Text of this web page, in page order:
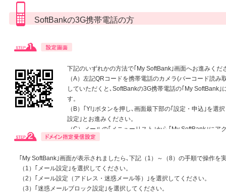
SoftBankの3G携帯電話の方
下記のいずれかの方法で｢My SoftBank｣画面へお進みくだ
（A）左記QRコードを携帯電話のカメラ(バーコード読み
していただくと､SoftBankの3G携帯電話の｢My SoftBank｣
す。
（B）｢Y!｣ボタンを押し､画面最下部の｢設定・申込｣を選
設定｣とお進みください。
（C）メールの｢メニューリスト｣から｢My SoftBank｣にア
い。
｢My SoftBank｣画面が表示されましたら､下記（1）～（8）の手順で操作を
（1）｢メール設定｣を選択してください。
（2）｢メール設定（アドレス・迷惑メール等）｣を選択してください。
（3）｢迷惑メールブロック設定｣を選択してください。